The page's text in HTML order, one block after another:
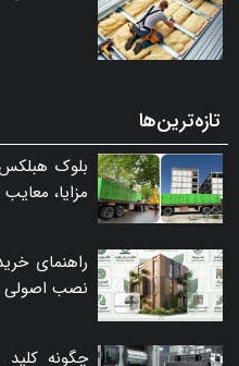
تازه‌ترین‌ها
بلوک هبلکس
مزایا، معایب
راهنمای
نصب اصولی
چگونه کلید